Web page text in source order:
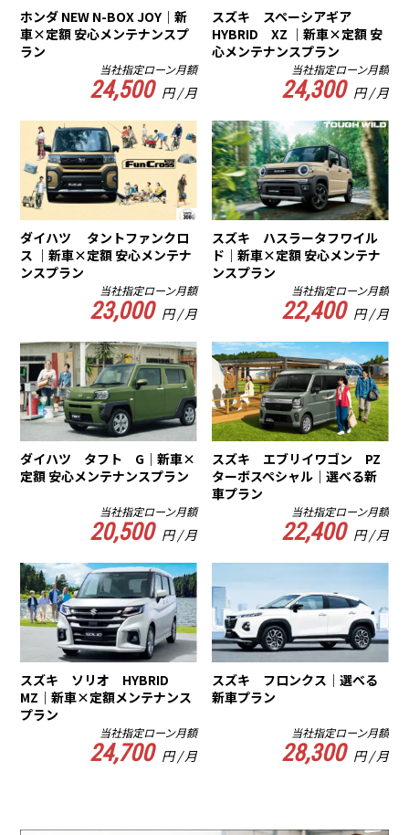
ホンダ NEW N-BOX JOY｜新
車×定額 安心メンテナンスプ
ラン
当社指定ローン月額
24,500 円 / 月
スズキ スペーシアギア
HYBRID XZ ｜新車×定額 安
心メンテナンスプラン
当社指定ローン月額
24,300 円 / 月
ダイハツ タントファンクロ
ス ｜新車×定額 安心メンテナ
ンスプラン
当社指定ローン月額
23,000 円 / 月
スズキ ハスラータフワイル
ド｜新車×定額 安心メンテナ
ンスプラン
当社指定ローン月額
22,400 円 / 月
ダイハツ タフト G｜新車×
定額 安心メンテナンスプラン
当社指定ローン月額
20,500 円 / 月
スズキ エブリイワゴン PZ
ターボスペシャル｜選べる新
車プラン
当社指定ローン月額
22,400 円 / 月
スズキ ソリオ HYBRID
MZ｜新車×定額メンテナンス
プラン
当社指定ローン月額
24,700 円 / 月
スズキ フロンクス｜選べる
新車プラン
当社指定ローン月額
28,300 円 / 月